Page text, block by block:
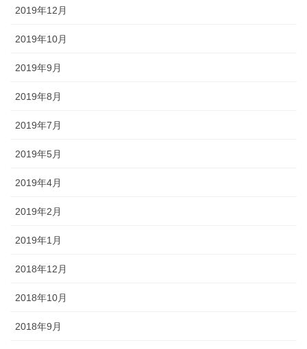
2019年12月
2019年10月
2019年9月
2019年8月
2019年7月
2019年5月
2019年4月
2019年2月
2019年1月
2018年12月
2018年10月
2018年9月